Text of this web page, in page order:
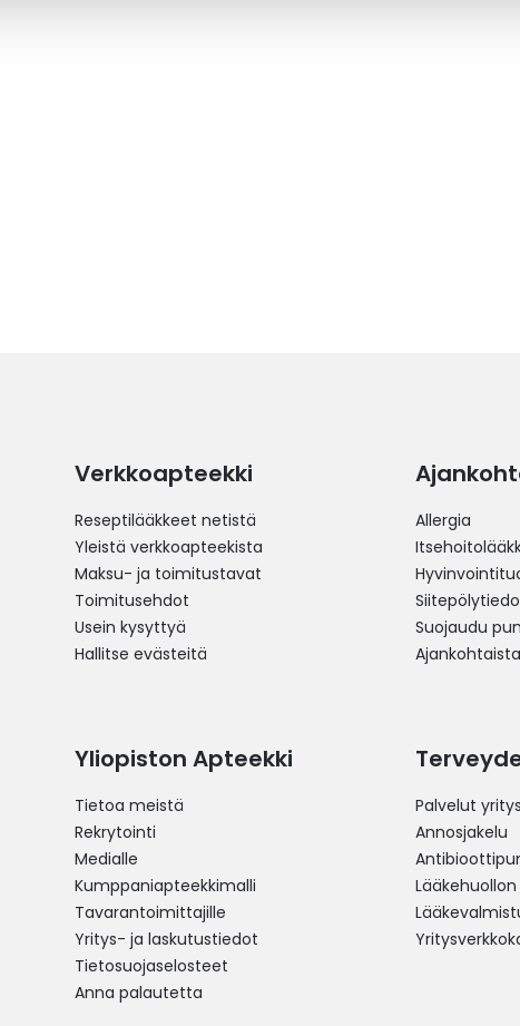
Verkkoapteekki
Reseptilääkkeet netistä
Yleistä verkkoapteekista
Maksu- ja toimitustavat
Toimitusehdot
Usein kysyttyä
Hallitse evästeitä
Allergia
Suojaudu
Ajankohtaista
Yliopiston Apteekki
Tietoa meistä
Rekrytointi
Medialle
Kumppaniapteekkimalli
Tavarantoimittajille
Yritys- ja laskutustiedot
Tietosuojaselosteet
Anna palautetta
Palvelut
Annosjakelu